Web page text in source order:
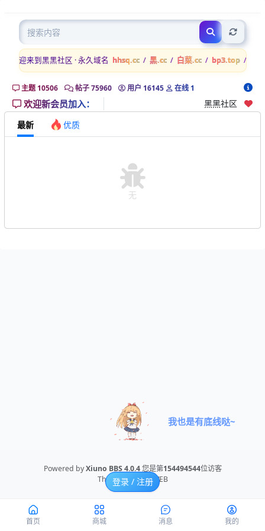
欢迎来到黑黑社区 · 永久域名 hhsq.cc / 黑.cc / 白菜.cc / bp3.top /
主题 10506 帖子75960 用户 16145 在线 1
欢迎新会员加入：
黑黑社区
最新
优质
无
我也是有底线哒~
Powered byXiuno BBS4.0.4 您是第154494544位访客
Theme ByNOTEWEB
首页 商城 消息 我的
登录 / 注册